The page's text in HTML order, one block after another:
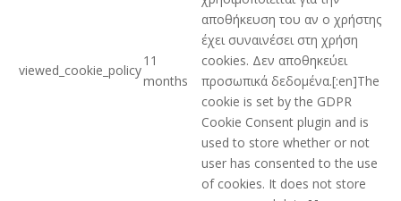
viewed_cookie_policy
11
months
αποθήκευση του αν ο χρήστης
έχει συναινέσει στη χρήση
cookies. Δεν αποθηκεύει
προσωπικά δεδομένα.[:en]The
cookie is set by the GDPR
Cookie Consent plugin and is
used to store whether or not
user has consented to the use
of cookies. It does not store